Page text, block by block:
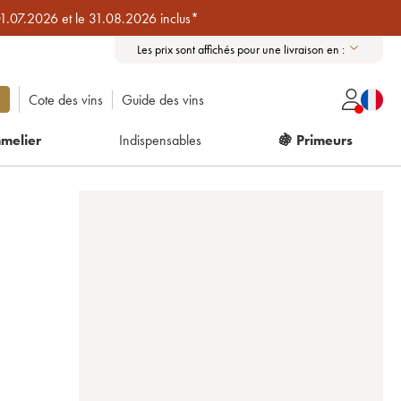
et le 31.08.2026 inclus*
Les prix sont affichés pour une livraison en :
Cote des vins Guide des vins
Indispensables 🍇 Primeurs